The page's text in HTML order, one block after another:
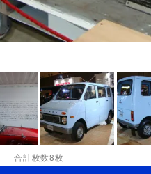
合計枚数8枚